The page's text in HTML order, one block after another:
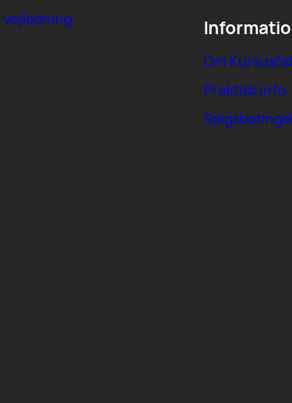
vejledning
Om
Praktisk info